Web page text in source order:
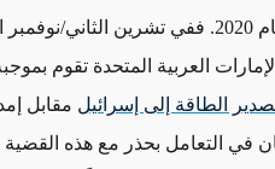
. ففي تشرين الثاني/نوفمبر
العربية المتحدة تقوم
الطاقة إلى إسرائيل مقابل
في التعامل بحذر مع هذه